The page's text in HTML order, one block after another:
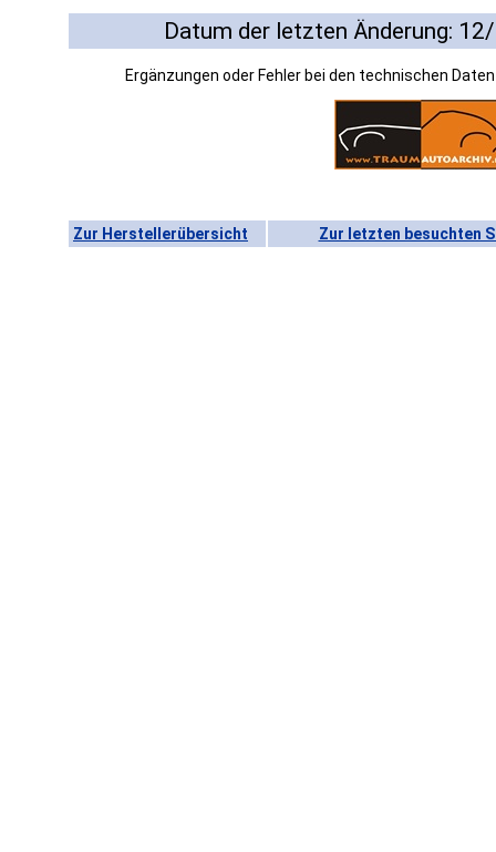
Datum der letzten Änderung:
Ergänzungen oder Fehler bei den technischen
Zur Herstellerübersicht Zur letzten besuchten